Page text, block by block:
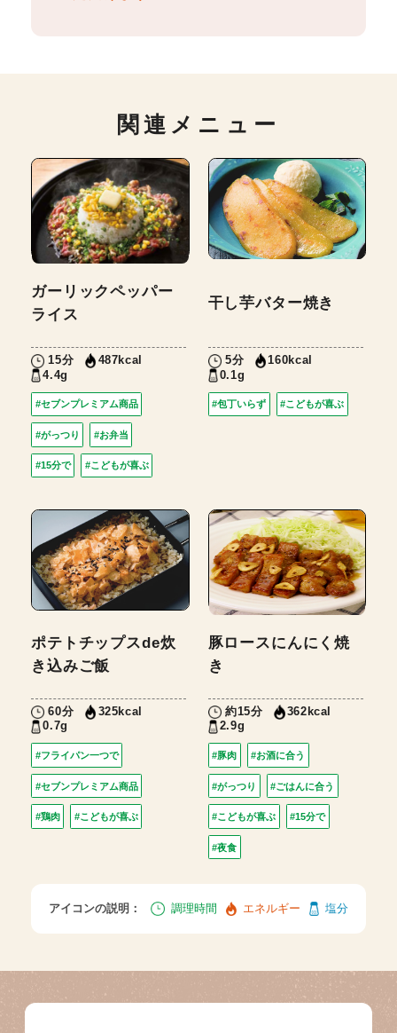
関連メニュー
ガーリックペッパー
ライス
15分
487kcal
4.4g
#セブンプレミアム商品
#がっつり #お弁当
#15分で #こどもが喜ぶ
干し芋バター焼き
5分
160kcal
0.1g
#包丁いらず #こどもが喜ぶ
ポテトチップスde炊
き込みご飯
60分
325kcal
0.7g
#フライパン一つで
#セブンプレミアム商品
#鶏肉 #こどもが喜ぶ
豚ロースにんにく焼
き
約15分
362kcal
2.9g
#豚肉 #お酒に合う
#がっつり #ごはんに合う
#こどもが喜ぶ #15分で
#夜食
アイコンの説明： 調理時間 エネルギー 塩分